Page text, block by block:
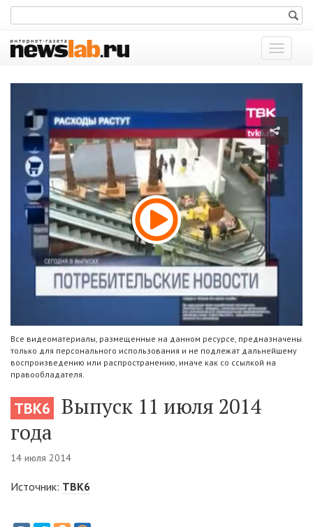
Показать
меню
Все видеоматериалы, размещенные на данном ресурсе, предназначены
только для персонального использования и не подлежат дальнейшему
воспроизведению или распространению, иначе как со ссылкой на
правообладателя.
ТВК6
Выпуск 11 июля 2014
года
14 июля 2014
Источник: ТВК6